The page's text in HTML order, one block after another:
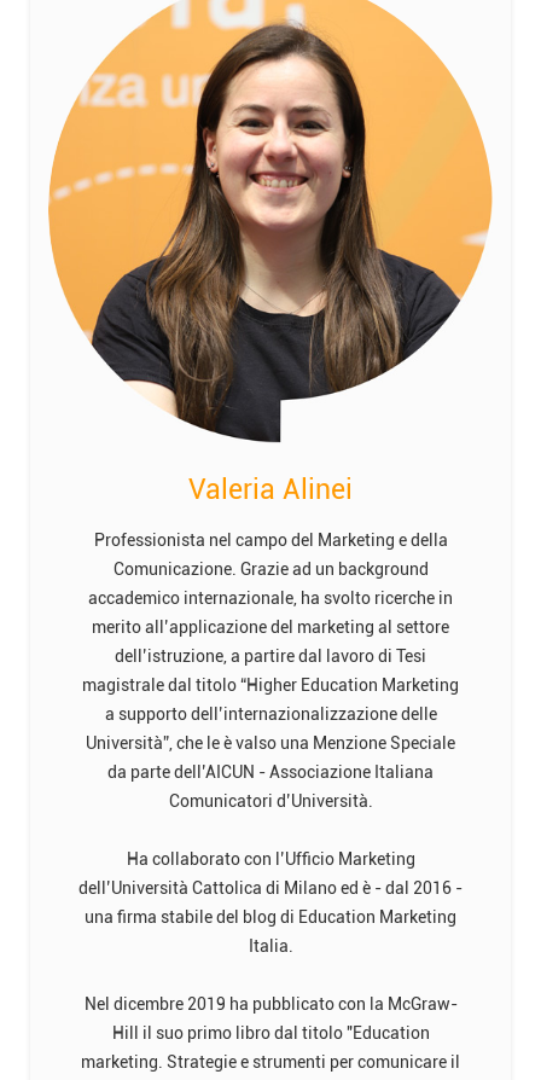
Valeria Alinei
Professionista nel campo del Marketing e della
Comunicazione. Grazie ad un background
accademico internazionale, ha svolto ricerche in
merito all’applicazione del marketing al settore
dell’istruzione, a partire dal lavoro di Tesi
magistrale dal titolo “Higher Education Marketing
a supporto dell’internazionalizzazione delle
Università”, che le è valso una Menzione Speciale
da parte dell’AICUN - Associazione Italiana
Comunicatori d’Università.
Ha collaborato con l’Ufficio Marketing
dell’Università Cattolica di Milano ed è - dal 2016 -
una firma stabile del blog di Education Marketing
Italia.
Nel dicembre 2019 ha pubblicato con la McGraw-
Hill il suo primo libro dal titolo "Education
marketing. Strategie e strumenti per comunicare il